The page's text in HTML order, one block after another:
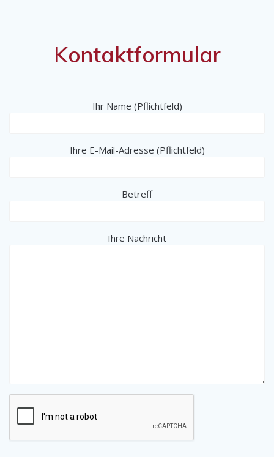
Kontaktformular
Ihr Name (Pflichtfeld)
Ihre E-Mail-Adresse (Pflichtfeld)
Betreff
Ihre Nachricht